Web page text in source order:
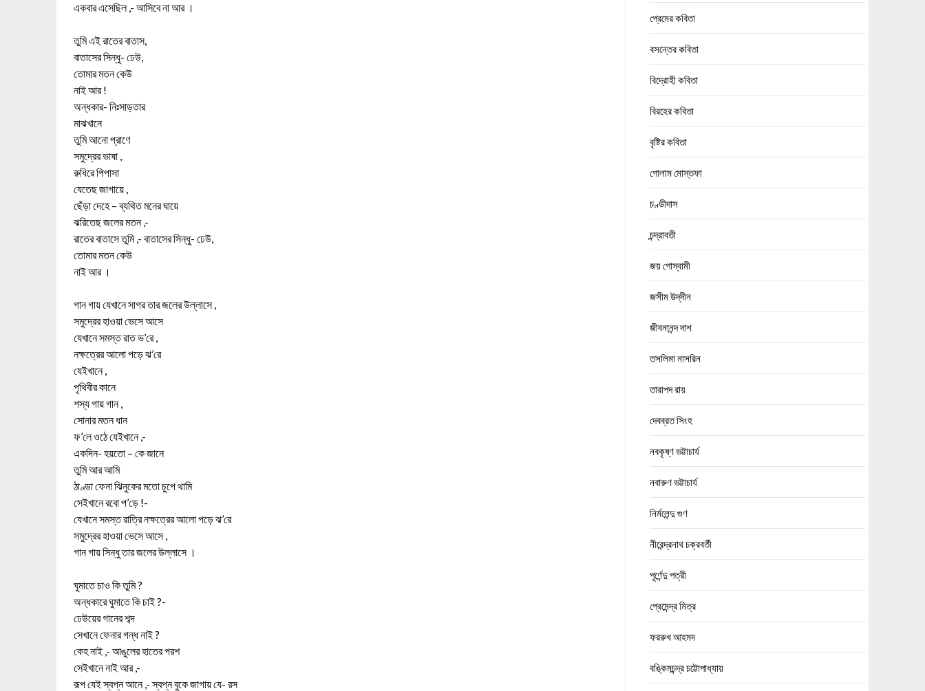
একবার এসেছিল ,- আসিবে না আর ।
তুমি এই রাতের বাতাস,
বাতাসের সিন্ধু- ঢেউ,
তোমার মতন কেউ
নাই আর !
অন্ধকার- নিঃসাড়তার
মাঝখানে
তুমি আনো প্রাণে
সমুদ্রের ভাষা ,
রুধিরে পিপাসা
যেতেছ জাগায়ে ,
ছেঁড়া দেহে – ব্যথিত মনের ঘায়ে
ঝরিতেছ জলের মতন ,-
রাতের বাতাসে তুমি ,- বাতাসের সিন্ধু- ঢেউ,
তোমার মতন কেউ
নাই আর ।
গান গায় যেখানে সাগর তার জলের উল্লাসে ,
সমুদ্রের হাওয়া ভেসে আসে
যেখানে সমস্ত রাত ভ’রে ,
নক্ষত্রের আলো পড়ে ঝ’রে
যেইখানে ,
পৃথিবীর কানে
শস্য গায় গান ,
সোনার মতন ধান
ফ’লে ওঠে যেইখানে ,-
একদিন- হয়তো – কে জানে
তুমি আর আমি
ঠাণ্ডা ফেনা ঝিনুকের মতো চুপে থামি
সেইখানে রবো প’ড়ে !-
যেখানে সমস্ত রাত্রি নক্ষত্রের আলো পড়ে ঝ’রে
সমুদ্রের হাওয়া ভেসে আসে ,
গান গায় সিন্ধু তার জলের উল্লাসে ।
ঘুমাতে চাও কি তুমি ?
অন্ধকারে ঘুমাতে কি চাই ?-
ঢেউয়ের গানের শব্দ
সেখানে ফেনার গন্ধ নাই ?
কেহ নাই ,- আঙুলের হাতের পরশ
সেইখানে নাই আর ,-
রূপ যেই স্বপ্ন আনে ,- স্বপ্ন বুকে জাগায় যে- রস
প্রেমের কবিতা
বসন্তের কবিতা
বিদ্রোহী কবিতা
বিরহের কবিতা
বৃষ্টির কবিতা
গোলাম মোস্তফা
চণ্ডীদাস
চন্দ্রাবতী
জয় গোস্বামী
জসীম উদ্‌দীন
জীবনানন্দ দাশ
তসলিমা নাসরিন
তারাপদ রায়
দেবব্রত সিংহ
নবকৃষ্ণ ভট্টাচার্য
নবারুণ ভট্টাচার্য
নির্মলেন্দু গুণ
নীরেন্দ্রনাথ চক্রবর্তী
পূর্ণেন্দু পত্রী
প্রেমেন্দ্র মিত্র
ফররুখ আহমদ
বঙ্কিমচন্দ্র চট্টোপাধ্যায়